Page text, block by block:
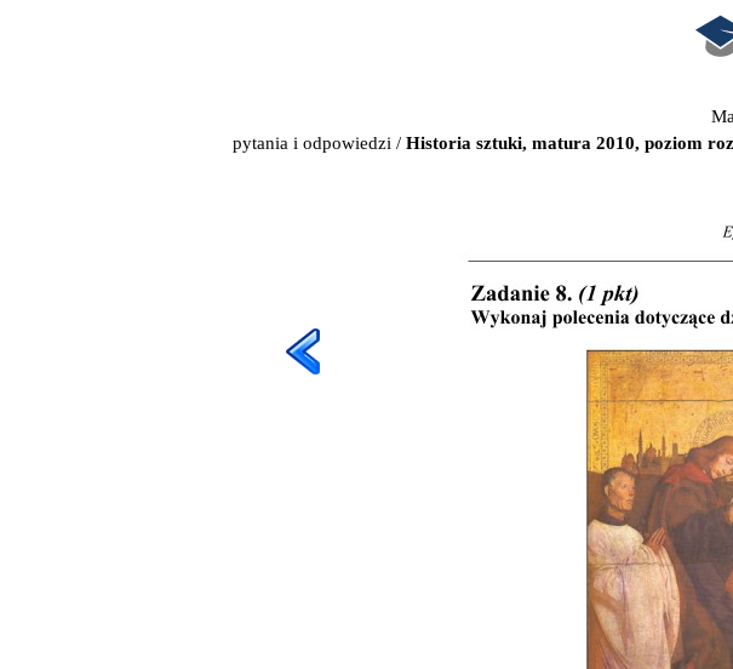
pytania i odpowiedzi / Historia sztuki, matura 2010, poziom